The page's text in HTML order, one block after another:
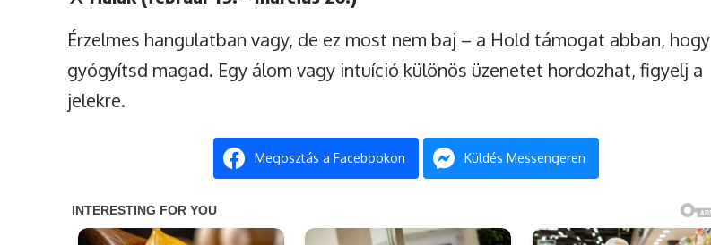
Érzelmes hangulatban vagy, de ez most nem baj – a Hold támogat abban, hogy
gyógyítsd magad. Egy álom vagy intuíció különös üzenetet hordozhat, figyelj a
jelekre.
Megosztás a Facebookon Küldés Messengeren